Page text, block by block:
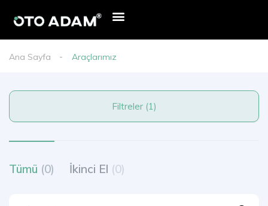
Ana Sayfa Araçlarımız
Filtreler (1)
Tümü (0) İkinci El (0)